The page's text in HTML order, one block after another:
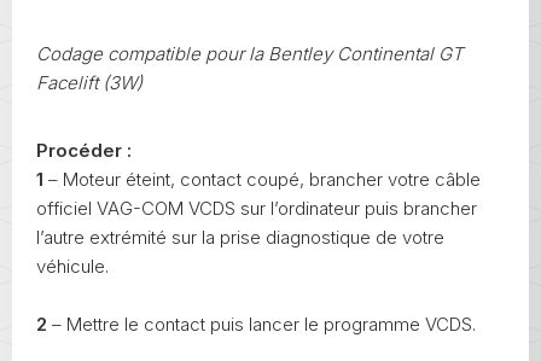
Codage compatible pour la Bentley Continental GT
Facelift (3W)
Procéder :
1 – Moteur éteint, contact coupé, brancher votre câble
officiel VAG-COM VCDS sur l’ordinateur puis brancher
l’autre extrémité sur la prise diagnostique de votre
véhicule.
2 – Mettre le contact puis lancer le programme VCDS.